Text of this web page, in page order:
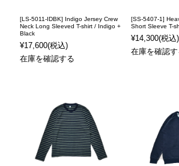
[LS-5011-IDBK] Indigo Jersey Crew
Neck Long Sleeved T-shirt / Indigo +
Black
¥17,600(税込)
在庫を確認する
[SS-5407-1]
Short Sleeve T-
¥14,300(税込)
在庫を確認す